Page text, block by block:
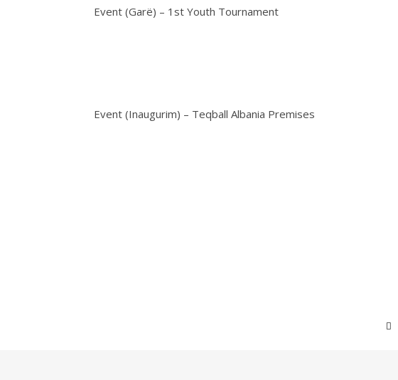
Event (Garë) – 1st Youth Tournament
Event (Inaugurim) – Teqball Albania Premises